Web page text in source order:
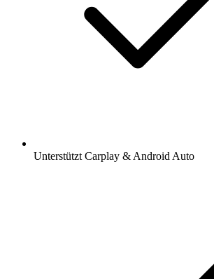
Unterstützt Carplay & Android Auto